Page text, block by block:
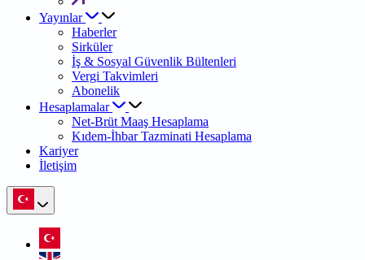
Yayınlar
Haberler
Sirküler
İş & Sosyal Güvenlik Bültenleri
Vergi Takvimleri
Abonelik
Hesaplamalar
Net-Brüt Maaş Hesaplama
Kıdem-İhbar Tazminati Hesaplama
Kariyer
İletişim